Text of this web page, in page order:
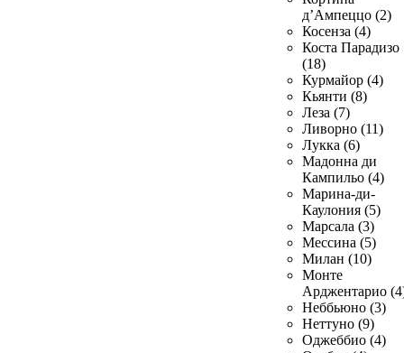
д’Ампеццо (2)
Косенза (4)
Коста Парадизо
(18)
Курмайор (4)
Кьянти (8)
Леза (7)
Ливорно (11)
Лукка (6)
Мадонна ди
Кампильо (4)
Марина-ди-
Каулония (5)
Марсала (3)
Мессина (5)
Милан (10)
Монте
Арджентарио
Неббьюно (3)
Неттуно (9)
Оджеббио (4)